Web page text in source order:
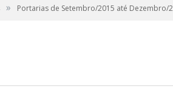
» Portarias de Setembro/2015 até Dezembro/